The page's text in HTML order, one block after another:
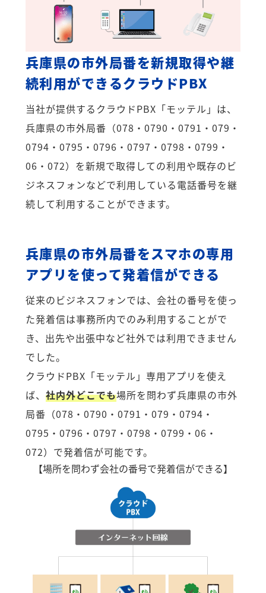
兵庫県の市外局番を新規取得や継
続利用ができるクラウドPBX
当社が提供するクラウドPBX「モッテル」は、
兵庫県の市外局番（078・0790・0791・079・
0794・0795・0796・0797・0798・0799・
06・072）を新規で取得しての利用や既存のビ
ジネスフォンなどで利用している電話番号を継
続して利用することができます。
兵庫県の市外局番をスマホの専用
アプリを使って発着信ができる
従来のビジネスフォンでは、会社の番号を使っ
た発着信は事務所内でのみ利用することがで
き、出先や出張中など社外では利用できません
でした。
クラウドPBX「モッテル」専用アプリを使え
ば、 社内外どこでも場所を問わず兵庫県の市外
局番（078・0790・0791・079・0794・
0795・0796・0797・0798・0799・06・
072）で発着信が可能です。
【場所を問わず会社の番号で発着信ができる】